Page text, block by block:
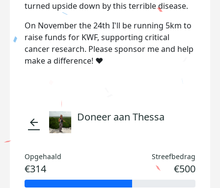
turned upside down by this terrible disease.
On November the 24th I'll be running 5km to
raise funds for KWF, supporting critical
cancer research. Please sponsor me and help
make a difference! ❤️
arrow_back Doneer aan Thessa
Opgehaald
€314
Streefbedrag
€500